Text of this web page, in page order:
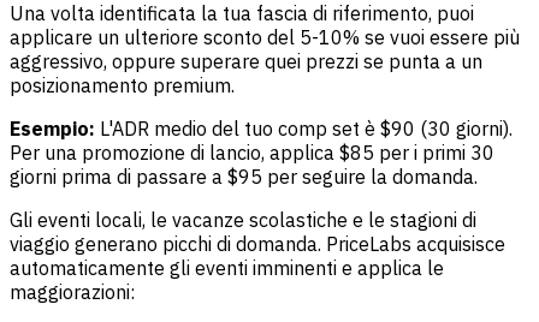
Una volta identificata la tua fascia di riferimento, puoi
applicare un ulteriore sconto del 5-10% se vuoi essere più
aggressivo, oppure superare quei prezzi se punta a un
posizionamento premium.
Esempio: L'ADR medio del tuo comp set è $90 (30 giorni).
Per una promozione di lancio, applica $85 per i primi 30
giorni prima di passare a $95 per seguire la domanda.
Gli eventi locali, le vacanze scolastiche e le stagioni di
viaggio generano picchi di domanda. PriceLabs acquisisce
automaticamente gli eventi imminenti e applica le
maggiorazioni: